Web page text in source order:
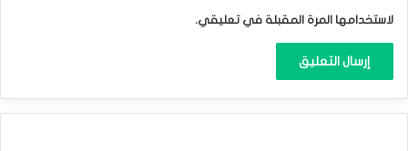
لاستخدامها المرة المقبلة في تعليقي.